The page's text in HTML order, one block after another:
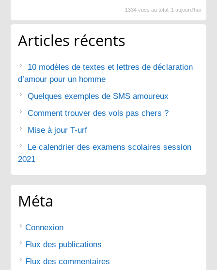
1334 vues au total, 1 aujourd'hui
Articles récents
10 modèles de textes et lettres de déclaration
d’amour pour un homme
Quelques exemples de SMS amoureux
Comment trouver des vols pas chers ?
Mise à jour T-urf
Le calendrier des examens scolaires session
2021
Méta
Connexion
Flux des publications
Flux des commentaires